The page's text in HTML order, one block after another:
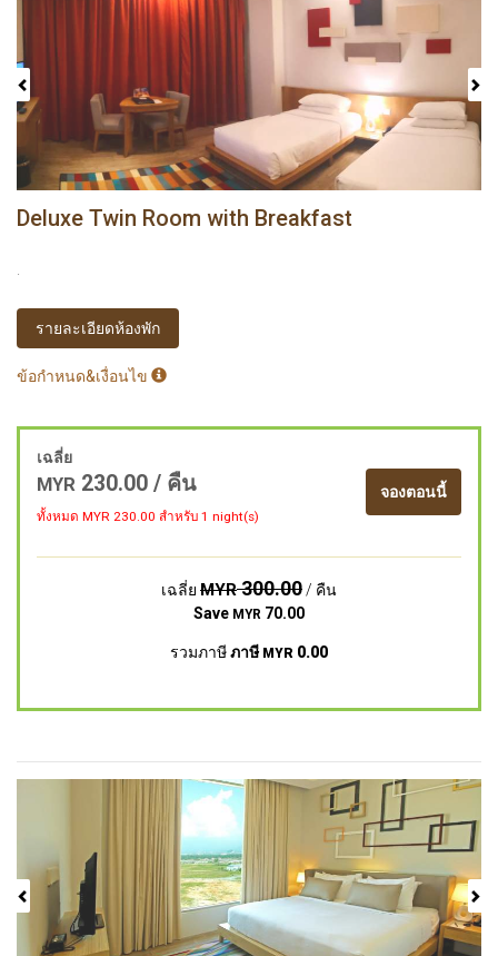
Deluxe Twin Room with Breakfast
รายละเอียดห้องพัก
ข้อกำหนด&เงื่อนไข
เฉลี่ย
MYR 230.00 / คืน
ทั้งหมด MYR 230.00 สำหรับ 1 night(s)
จองตอนนี้
เฉลี่ย MYR300.00 / คืน
Save MYR 70.00
รวมภาษีภาษี MYR 0.00
Previous Next